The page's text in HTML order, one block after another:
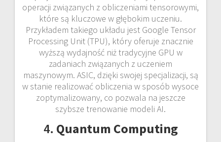
operacji związanych z obliczeniami tensorowymi,
które są kluczowe w głębokim uczeniu.
Przykładem takiego układu jest Google Tensor
Processing Unit (TPU), który oferuje znacznie
wyższą wydajność niż tradycyjne GPU w
zadaniach związanych z uczeniem
maszynowym. ASIC, dzięki swojej specjalizacji, są
w stanie realizować obliczenia w sposób wysoce
zoptymalizowany, co pozwala na jeszcze
szybsze trenowanie modeli AI.
4. Quantum Computing